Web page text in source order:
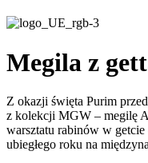
Megila z
Z okazji święta Purim
z kolekcji MGW – megilę
warsztatu rabinów w
ubiegłego roku na